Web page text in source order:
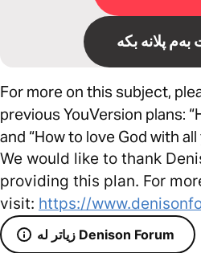
پلانە بکە
For more on this subject,
previous YouVersion plans:
and “How to love God with all
We would like to thank
providing this plan. For
visit: https://
زیاتر لە Denison Forum